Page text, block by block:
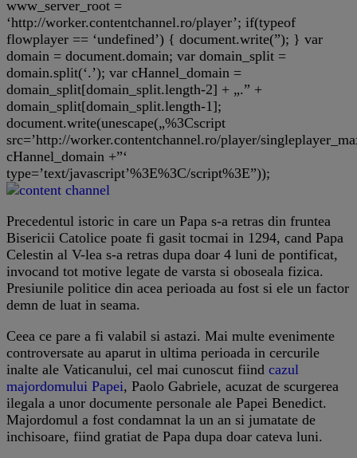
www_server_root =
‘http://worker.contentchannel.ro/player’; if(typeof
flowplayer == ‘undefined’) { document.write(”); } var
domain = document.domain; var domain_split =
domain.split(‘.’); var cHannel_domain =
domain_split[domain_split.length-2] + „.” +
domain_split[domain_split.length-1];
document.write(unescape(„%3Cscript
src=’http://worker.contentchannel.ro/player/
cHannel_domain +”‘
type=’text/javascript’%3E%3C/script%3E”));
Precedentul istoric in care un Papa s-a retras din fruntea
Bisericii Catolice poate fi gasit tocmai in 1294, cand Papa
Celestin al V-lea s-a retras dupa doar 4 luni de pontificat,
invocand tot motive legate de varsta si oboseala fizica.
Presiunile politice din acea perioada au fost si ele un factor
demn de luat in seama.
Ceea ce pare a fi valabil si astazi. Mai multe evenimente
controversate au aparut in ultima perioada in cercurile
inalte ale Vaticanului, cel mai cunoscut fiind cazul
majordomului Papei, Paolo Gabriele, acuzat de scurgerea
ilegala a unor documente personale ale Papei Benedict.
Majordomul a fost condamnat la un an si jumatate de
inchisoare, fiind gratiat de Papa dupa doar cateva luni.